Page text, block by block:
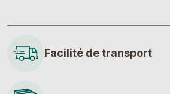
Facilité de transport